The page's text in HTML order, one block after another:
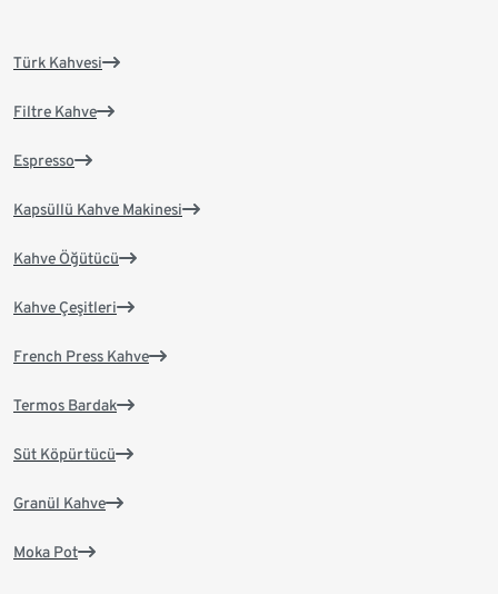
Türk Kahvesi
Filtre Kahve
Espresso
Kapsüllü Kahve Makinesi
Kahve Öğütücü
Kahve Çeşitleri
French Press Kahve
Termos Bardak
Süt Köpürtücü
Granül Kahve
Moka Pot